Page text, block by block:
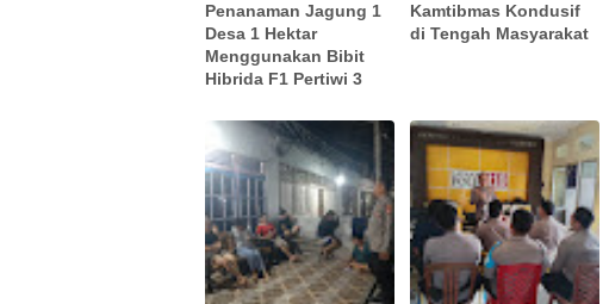
Penanaman Jagung 1
Desa 1 Hektar
Menggunakan Bibit
Hibrida F1 Pertiwi 3
Kamtibmas Kondusif
di Tengah Masyarakat